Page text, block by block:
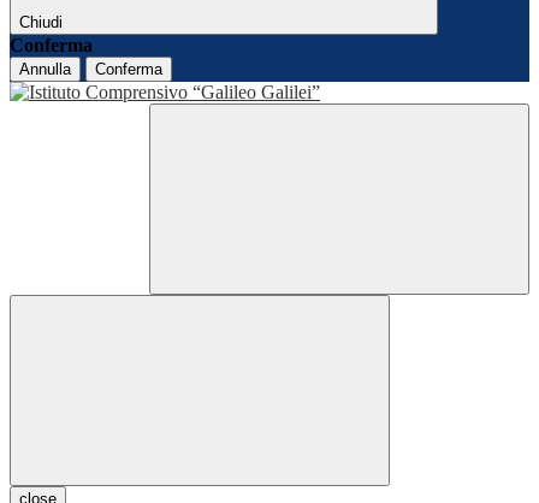
Chiudi
Conferma
Annulla Conferma
close